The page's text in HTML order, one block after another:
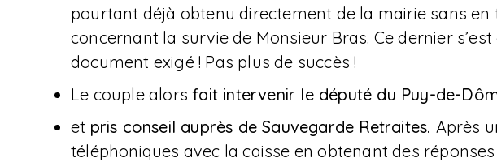
pourtant déjà obtenu directement de la mairie sans en
concernant la survie de Monsieur Bras. Ce dernier
document exigé ! Pas plus de succès !
Le couple alorsfait intervenir le député du Puy-de-
et pris conseil auprès de Sauvegarde Retraites. Après
téléphoniques avec la caisse en obtenant des